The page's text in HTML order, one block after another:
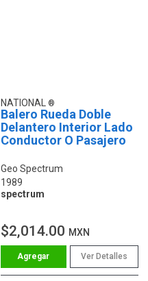
NATIONAL
Balero Rueda Doble
Delantero Interior Lado
Conductor O Pasajero
Geo Spectrum
1989
spectrum
$2,014.00 MXN
Ver Detalles